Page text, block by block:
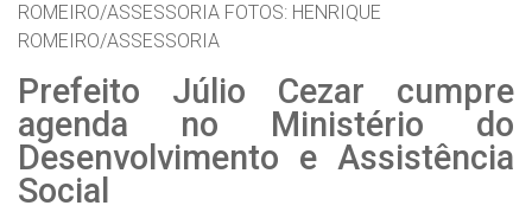
ROMEIRO/ASSESSORIA FOTOS: HENRIQUE
ROMEIRO/ASSESSORIA
Prefeito Júlio Cezar cumpre
agenda no Ministério do
Desenvolvimento e Assistência
Social